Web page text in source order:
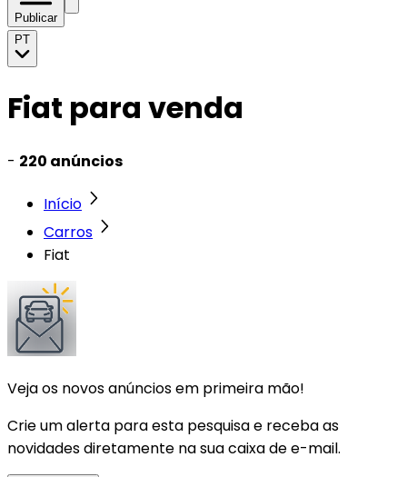
Publicar
PT
Fiat para venda
- 220 anúncios
Início
Carros
Fiat
Veja os novos anúncios em primeira mão!
Crie um alerta para esta pesquisa e receba as
novidades diretamente na sua caixa de e-mail.